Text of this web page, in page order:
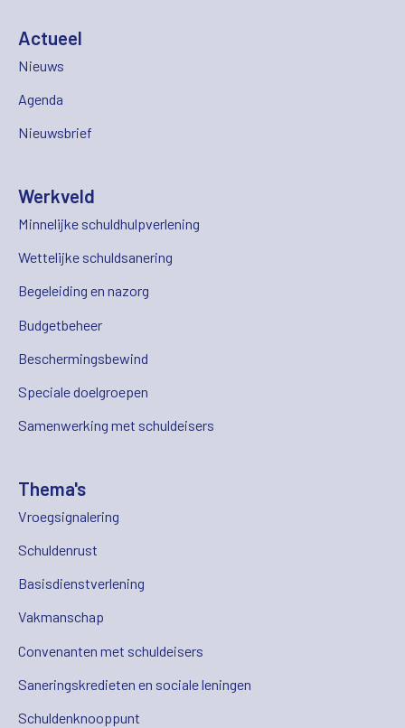
Actueel
Nieuws
Agenda
Nieuwsbrief
Werkveld
Minnelijke schuldhulpverlening
Wettelijke schuldsanering
Begeleiding en nazorg
Budgetbeheer
Beschermingsbewind
Speciale doelgroepen
Samenwerking met schuldeisers
Thema's
Vroegsignalering
Schuldenrust
Basisdienstverlening
Vakmanschap
Convenanten met schuldeisers
Saneringskredieten en sociale leningen
Schuldenknooppunt